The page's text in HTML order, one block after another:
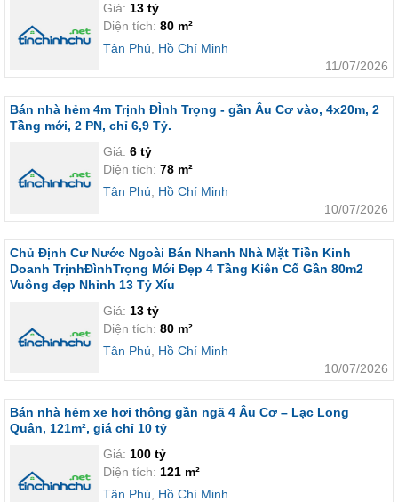
Giá: 13 tỷ
Diện tích: 80 m²
Tân Phú
Hồ Chí Minh
11/07/2026
Bán nhà hẻm 4m Trịnh ĐÌnh Trọng - gần Âu Cơ vào, 4x20m, 2
Tầng mới, 2 PN, chỉ 6,9 Tỷ.
Giá: 6 tỷ
Diện tích: 78 m²
Tân Phú
Hồ Chí Minh
10/07/2026
Chủ Định Cư Nước Ngoài Bán Nhanh Nhà Mặt Tiền Kinh
Doanh TrịnhĐìnhTrọng Mới Đẹp 4 Tầng Kiên Cố Gần 80m2
Vuông đẹp Nhỉnh 13 Tỷ Xíu
Giá: 13 tỷ
Diện tích: 80 m²
Tân Phú
Hồ Chí Minh
10/07/2026
Bán nhà hẻm xe hơi thông gần ngã 4 Âu Cơ – Lạc Long
Quân, 121m², giá chỉ 10 tỷ
Giá: 100 tỷ
Diện tích: 121 m²
Tân Phú
Hồ Chí Minh